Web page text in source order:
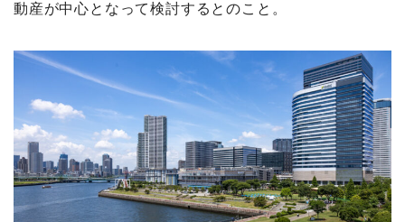
動産が中心となって検討するとのこと。